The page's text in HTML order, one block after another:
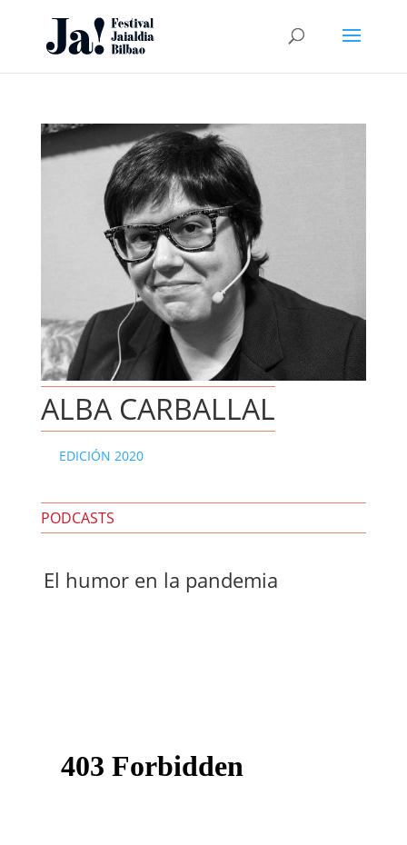
ALBA CARBALLAL
EDICIÓN 2020
PODCASTS
El humor en la pandemia